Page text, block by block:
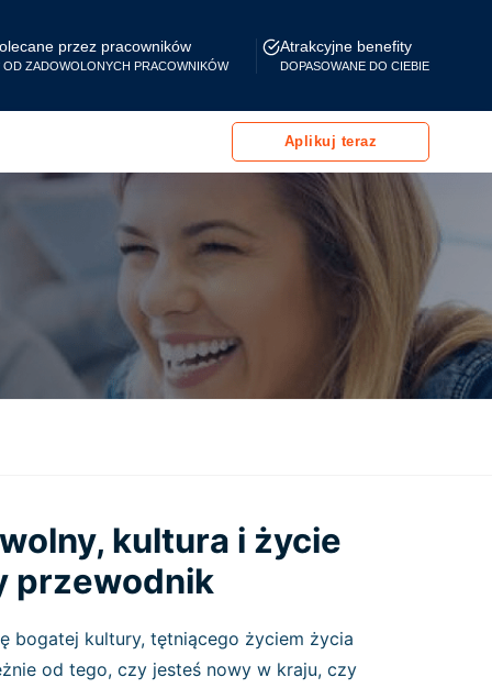
przez pracowników
OD ZADOWOLONYCH PRACOWNIKÓW
Atrakcyjne benefity
DOPASOWANE DO CIEBIE
Aplikuj teraz
kultura i życie
przewodnik
bogatej kultury, tętniącego życiem życia
od tego, czy jesteś nowy w kraju, czy